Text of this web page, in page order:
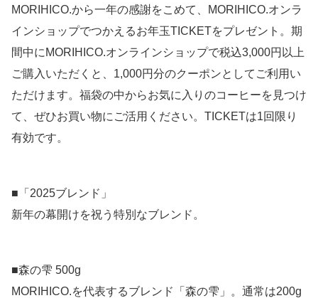
MORIHICO.から一年の感謝をこめて、MORIHICO.オンラ
インショップでつかえるお年玉TICKETをプレゼント。期
間中にMORIHICO.オンラインショップで税込3,000円以上
ご購入いただくと、1,000円分のクーポンとしてご利用い
ただけます。福袋の中からお気に入りのコーヒーを見つけ
て、ぜひお買い物にご活用ください。TICKETは1回限り
有効です。
■「2025ブレンド」
新年の幕開けを祝う特別なブレンド。
■森の雫 500g
MORIHICO.を代表するブレンド「森の雫」。通常は200g